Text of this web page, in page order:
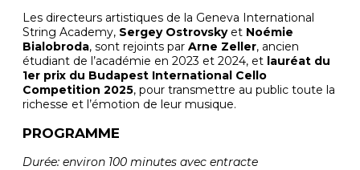
Les directeurs artistiques de la Geneva International
String Academy, Sergey Ostrovskyet Noémie
Bialobroda, sont rejoints par Arne Zeller, ancien
étudiant de l’académie en 2023 et 2024, et lauréat du
1er prix du Budapest International Cello
Competition 2025, pour transmettre au public toute la
richesse et l’émotion de leur musique.
PROGRAMME
Durée: environ 100 minutes avec entracte